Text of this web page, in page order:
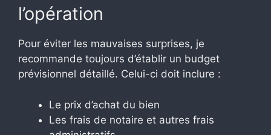
l’opération
Pour éviter les mauvaises surprises, je
recommande toujours d’établir un budget
prévisionnel détaillé. Celui-ci doit inclure :
Le prix d’achat du bien
Les frais de notaire et autres frais